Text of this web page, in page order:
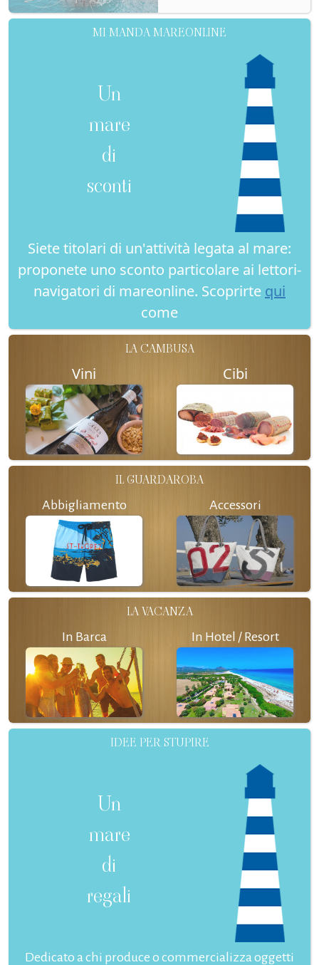
MI MANDA MAREONLINE
Un
mare
di
sconti
Siete titolari di un'attività legata al mare:
proponete uno sconto particolare ai lettori-
navigatori di mareonline. Scoprirte qui
come
LA CAMBUSA
Vini Cibi
IL GUARDAROBA
Abbigliamento Accessori
LA VACANZA
In Barca In Hotel / Resort
IDEE PER STUPIRE
Un
mare
di
regali
Dedicato a chi produce o commercializza oggetti